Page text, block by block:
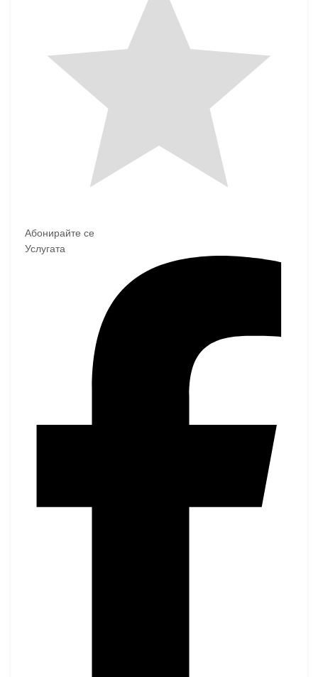
Абонирайте се
Услугата